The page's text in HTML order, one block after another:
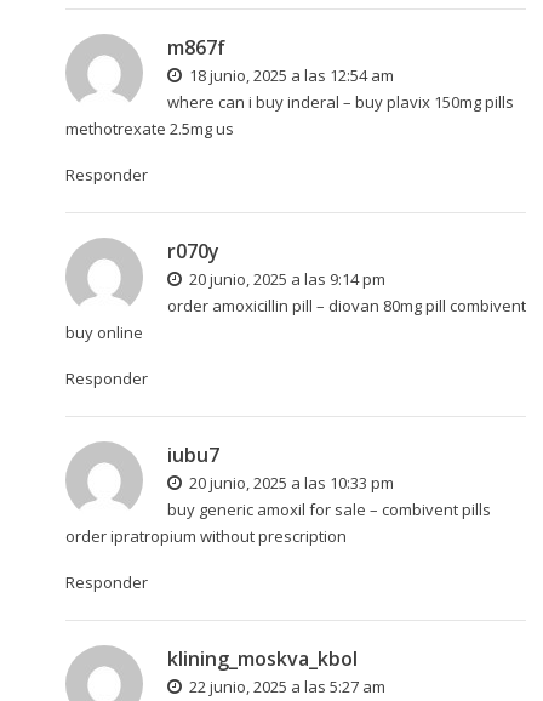
m867f
18 junio, 2025 a las 12:54 am
where can i buy inderal – buy plavix 150mg pills
methotrexate 2.5mg us
Responder
r070y
20 junio, 2025 a las 9:14 pm
order amoxicillin pill – diovan 80mg pill combivent
buy online
Responder
iubu7
20 junio, 2025 a las 10:33 pm
buy generic amoxil for sale – combivent pills
order ipratropium without prescription
Responder
klining_moskva_kbol
22 junio, 2025 a las 5:27 am